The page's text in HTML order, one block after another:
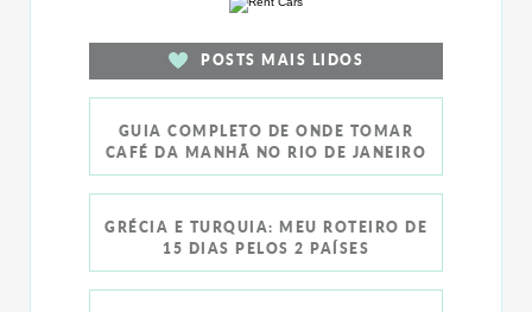
POSTS MAIS LIDOS
GUIA COMPLETO DE ONDE TOMAR
CAFÉ DA MANHÃ NO RIO DE JANEIRO
GRÉCIA E TURQUIA: MEU ROTEIRO DE
15 DIAS PELOS 2 PAÍSES